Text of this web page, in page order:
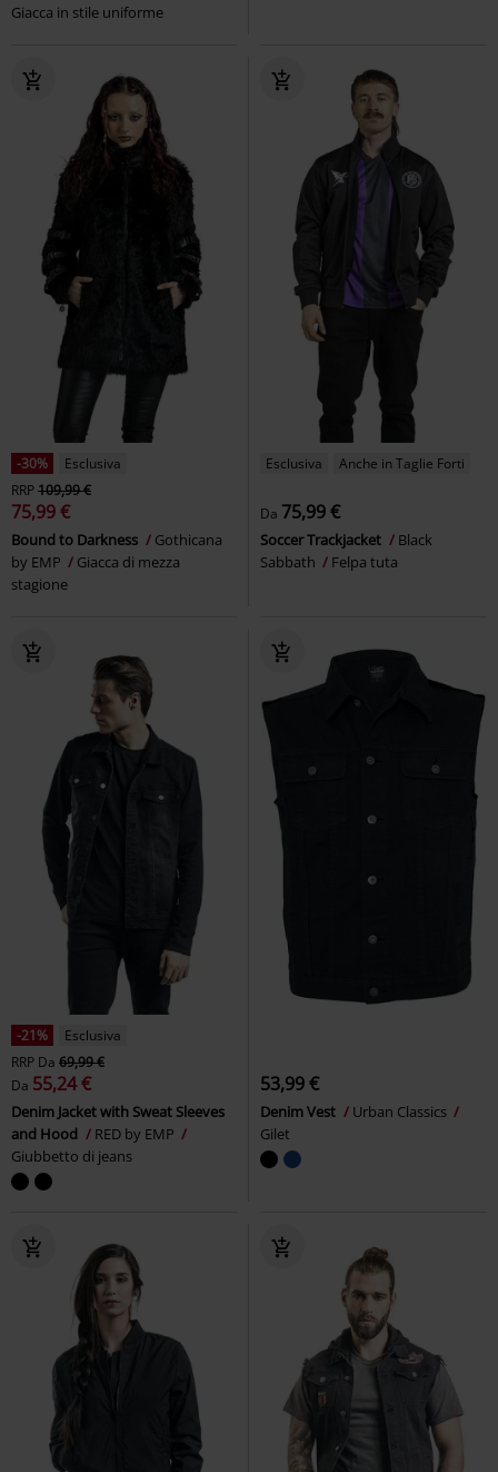
Giacca in stile uniforme
-30%
Esclusiva
RRP109,99 €
75,99 €
Bound to Darkness
Gothicana
by EMP
Giacca di mezza
stagione
Esclusiva Anche in Taglie Forti
Da 75,99 €
Soccer Trackjacket
Black
Sabbath
Felpa tuta
-21%
Esclusiva
RRP Da 69,99 €
Da 55,24 €
Denim Jacket with Sweat Sleeves
and Hood
RED by EMP
Giubbetto di jeans
53,99 €
Denim Vest
Urban Classics
Gilet